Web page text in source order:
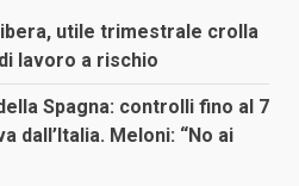
utile trimestrale crolla
lavoro a rischio
Spagna: controlli fino al 7
dall’Italia. Meloni: “No ai